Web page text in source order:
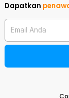
Dapatkan
Email Anda